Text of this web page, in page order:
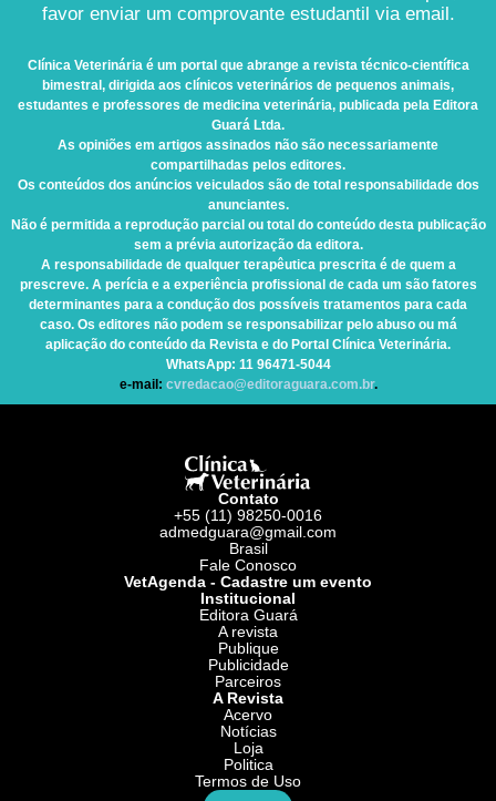
favor enviar um comprovante estudantil via email.
Clínica Veterinária é um portal que abrange a revista técnico-científica
bimestral, dirigida aos clínicos veterinários de pequenos animais,
estudantes e professores de medicina veterinária, publicada pela Editora
Guará Ltda.
As opiniões em artigos assinados não são necessariamente
compartilhadas pelos editores.
Os conteúdos dos anúncios veiculados são de total responsabilidade dos
anunciantes.
Não é permitida a reprodução parcial ou total do conteúdo desta publicação
sem a prévia autorização da editora.
A responsabilidade de qualquer terapêutica prescrita é de quem a
prescreve. A perícia e a experiência profissional de cada um são fatores
determinantes para a condução dos possíveis tratamentos para cada
caso. Os editores não podem se responsabilizar pelo abuso ou má
aplicação do conteúdo da Revista e do Portal Clínica Veterinária.
WhatsApp: 11 96471-5044
e-mail: cvredacao@editoraguara.com.br.
Contato
+55 (11) 98250-0016
admedguara@gmail.com
Brasil
Fale Conosco
VetAgenda - Cadastre um evento
Institucional
Editora Guará
A revista
Publique
Publicidade
Parceiros
A Revista
Acervo
Notícias
Loja
Politica
Termos de Uso